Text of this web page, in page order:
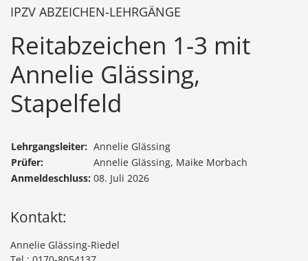
IPZV ABZEICHEN-LEHRGÄNGE
Reitabzeichen 1-3 mit
Annelie Glässing,
Stapelfeld
Lehrgangsleiter: Annelie Glässing
Prüfer:
Annelie Glässing, Maike Morbach
Anmeldeschluss: 08. Juli 2026
Kontakt:
Annelie Glässing-Riedel